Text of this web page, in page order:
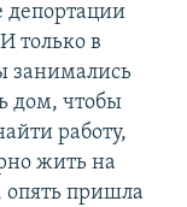
депортации
только в
занимались
дом, чтобы
работу,
жить на
опять пришла